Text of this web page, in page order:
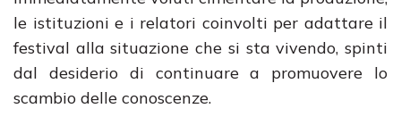
le istituzioni e i relatori coinvolti per adattare il
festival alla situazione che si sta vivendo, spinti
dal desiderio di continuare a promuovere lo
scambio delle conoscenze.